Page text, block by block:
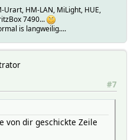
Urart, HM-LAN, MiLight, HUE,
7490...
is langweilig....
#7
von dir geschickte Zeile